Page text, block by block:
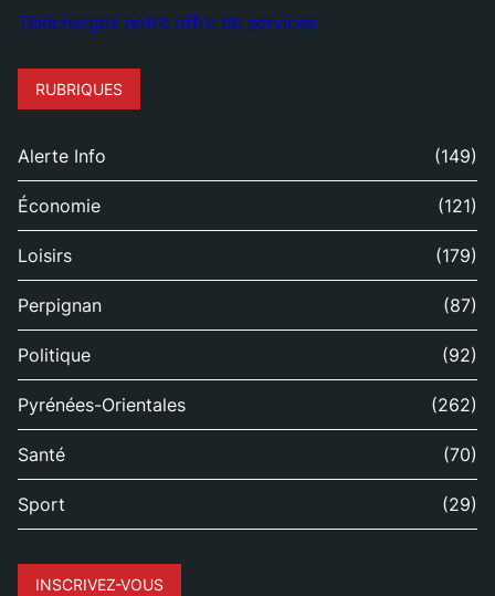
Téléchargez notre offre de services
RUBRIQUES
Alerte Info (149)
Économie (121)
Loisirs (179)
Perpignan (87)
Politique (92)
Pyrénées-Orientales (262)
Santé (70)
Sport (29)
INSCRIVEZ-VOUS